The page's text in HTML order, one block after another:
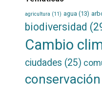
agricultura (11) agua (13)
biodiversidad
Cambio
ciudades (25)
conservación